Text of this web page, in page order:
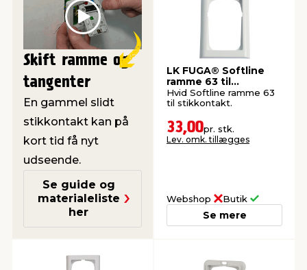
Play
Skift ramme og
tangenter
En gammel slidt
stikkontakt kan på
kort tid få nyt
udseende.
Se guide og
materialeliste
her
LK FUGA® Softline
ramme 63 til
stikkontakt hvid
Hvid Softline ramme 63
til stikkontakt.
33,00pr. stk.
Lev. omk. tillægges
Webshop Butik
Se mere